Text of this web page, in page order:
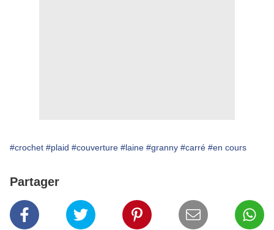
#crochet #plaid #couverture #laine #granny #carré #en cours
Partager